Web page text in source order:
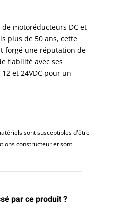
motoréducteurs DC et
plus de 50 ans, cette
forgé une réputation de
fiabilité avec ses
et 24VDC pour un
sont susceptibles d'être
constructeur et sont
par ce produit ?